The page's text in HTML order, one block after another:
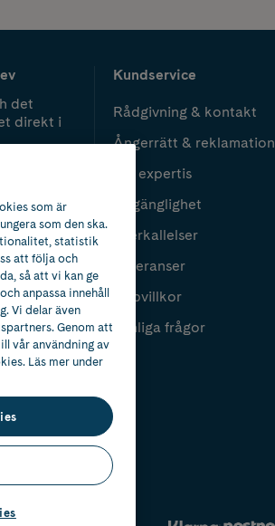
det
direkt i
Kundservice
Rådgivning & kontakt
Ångerrätt & reklamation
Vår expertis
Tillgänglighet
Återkallelser
Leveranser
Köpvillkor
Vanliga frågor
som är
som den ska.
statistik
att följa och
så att vi kan ge
anpassa innehåll
Vi delar även
Genom att
vår användning av
Läs mer under